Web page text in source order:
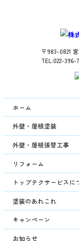
〒983-0821
TEL:022-396-
ホーム
外壁・屋根塗装
外壁・屋根張替工事
リフォーム
トップテクサービスに
塗装のあれこれ
キャンペーン
お知らせ